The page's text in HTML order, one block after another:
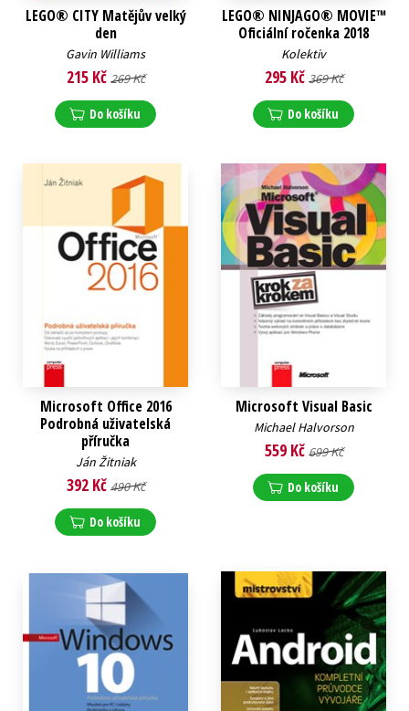
LEGO® CITY Matějův velký
den
Gavin Williams
215 Kč 269 Kč
Do košíku
LEGO® NINJAGO® MOVIE™
Oficiální ročenka 2018
Kolektiv
295 Kč 369 Kč
Do košíku
Microsoft Office 2016
Podrobná uživatelská
příručka
Ján Žitniak
392 Kč 490 Kč
Do košíku
Microsoft Visual Basic
Michael Halvorson
559 Kč 699 Kč
Do košíku